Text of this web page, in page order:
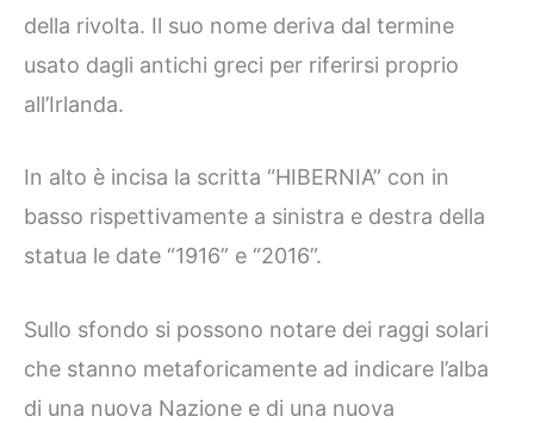
della rivolta. Il suo nome deriva dal termine
usato dagli antichi greci per riferirsi proprio
all’Irlanda.
In alto è incisa la scritta “HIBERNIA” con in
basso rispettivamente a sinistra e destra della
statua le date “1916” e “2016”.
Sullo sfondo si possono notare dei raggi solari
che stanno metaforicamente ad indicare l’alba
di una nuova Nazione e di una nuova